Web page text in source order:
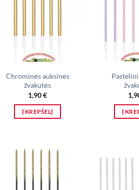
Chrominės auksinės
žvakutės
1,90€
Į KREPŠELĮ Į